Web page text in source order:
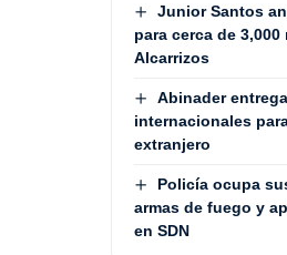
Junior Santos
para cerca de
Alcarrizos
Abinader
internacionales
extranjero
Policía ocupa
armas de fuego y
en SDN